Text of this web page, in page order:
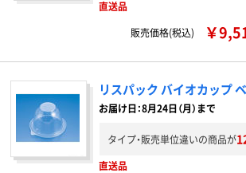
直送品
販売価格(税込)
￥
リスパック バイオカップ
お届け日：8月24日（月）まで
タイプ・販売単位違いの商品が
直送品